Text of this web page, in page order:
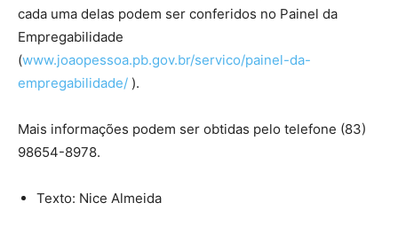
cada uma delas podem ser conferidos no Painel da
Empregabilidade
(www.joaopessoa.pb.gov.br/servico/painel-da-
empregabilidade/ ).
Mais informações podem ser obtidas pelo telefone (83)
98654-8978.
Texto: Nice Almeida